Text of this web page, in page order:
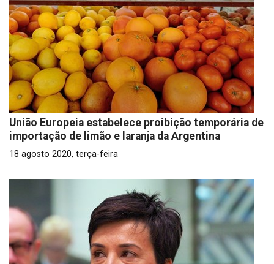
União Europeia estabelece proibição temporária de
importação de limão e laranja da Argentina
18 agosto 2020, terça-feira